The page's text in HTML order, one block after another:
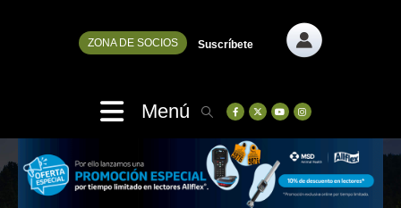
ZONA DE SOCIOS Suscríbete
Menú